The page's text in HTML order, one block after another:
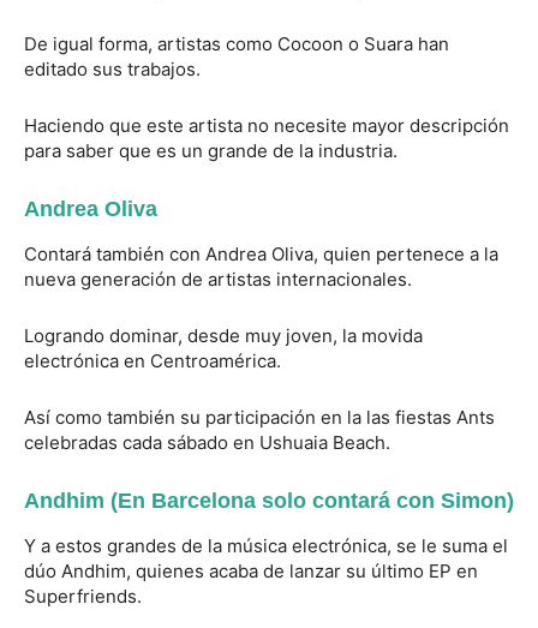
De igual forma, artistas como Cocoon o Suara han
editado sus trabajos.
Haciendo que este artista no necesite mayor descripción
para saber que es un grande de la industria.
Andrea Oliva
Contará también con Andrea Oliva, quien pertenece a la
nueva generación de artistas internacionales.
Logrando dominar, desde muy joven, la movida
electrónica en Centroamérica.
Así como también su participación en la las fiestas Ants
celebradas cada sábado en Ushuaia Beach.
Andhim (En Barcelona solo contará con Simon)
Y a estos grandes de la música electrónica, se le suma el
dúo Andhim, quienes acaba de lanzar su último EP en
Superfriends.